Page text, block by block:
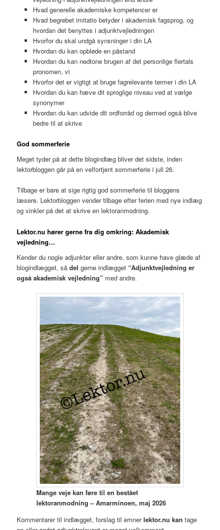
Hvad generelle akademiske kompetencer er
Hvad begrebet imitatio betyder i akademisk fagsprog, og
hvordan det benyttes i adjunktvejledningen
Hvorfor du skal undgå synsninger i din LA
Hvordan du kan opbløde en påstand
Hvordan du kan nedtone brugen af det personlige flertals
pronomen, vi
Hvorfor det er vigtigt at bruge fagrelevante termer i din LA
Hvordan du kan hæve dit sproglige niveau ved at vælge
synonymer
Hvordan du kan udvide dit ordforråd og dermed også blive
bedre til at skrive
God sommerferie
Meget tyder på at dette blogindlæg bliver det sidste, inden
lektorbloggen går på en velfortjent sommerferie i juli 26.
Tilbage er bare at sige rigtig god sommerferie til bloggens
læsere. Lektorbloggen vender tilbage efter ferien med nye indlæg
og vinkler på det at skrive en lektoranmodning.
Lektor.nu hører gerne fra dig omkring: Akademisk
vejledning…
Kender du nogle adjunkter eller andre, som kunne have glæde af
blogindlægget, sådel gerne indlægget “Adjunktvejledning er
også akademisk vejledning” med andre.
Mange veje kan føre til en bestået
lektoranmodning – Amarminoen, maj 2026
Kommentarer til indlægget, forslag til emnerlektor.nu kan tage